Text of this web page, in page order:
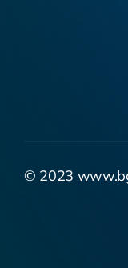
© 2023